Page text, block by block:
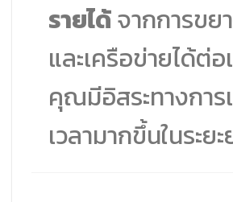
รายได้จากการขย
และเครือข่ายได้ต่อ
คุณมีอิสระทางการ
เวลามากขึ้นในระย